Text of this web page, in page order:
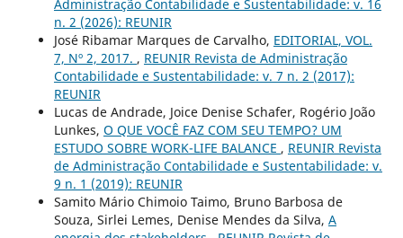
Administração Contabilidade e Sustentabilidade: v. 16
n. 2 (2026): REUNIR
José Ribamar Marques de Carvalho, EDITORIAL, VOL.
7, Nº 2, 2017. , REUNIR Revista de Administração
Contabilidade e Sustentabilidade: v. 7 n. 2 (2017):
REUNIR
Lucas de Andrade, Joice Denise Schafer, Rogério João
Lunkes, O QUE VOCÊ FAZ COM SEU TEMPO? UM
ESTUDO SOBRE WORK-LIFE BALANCE , REUNIR Revista
de Administração Contabilidade e Sustentabilidade: v.
9 n. 1 (2019): REUNIR
Samito Mário Chimoio Taimo, Bruno Barbosa de
Souza, Sirlei Lemes, Denise Mendes da Silva, A